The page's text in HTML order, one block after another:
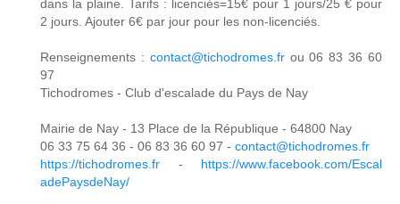
dans la plaine. Tarifs : licenciés=15€ pour 1 jours/25 € pour
2 jours. Ajouter 6€ par jour pour les non-licenciés.
Renseignements : contact@tichodromes.frou 06 83 36 60
97
Tichodromes - Club d'escalade du Pays de Nay
Mairie de Nay - 13 Place de la République - 64800 Nay
06 33 75 64 36 - 06 83 36 60 97 - contact@tichodromes.fr
https://tichodromes.fr - https://www.facebook.com/Escal
adePaysdeNay/